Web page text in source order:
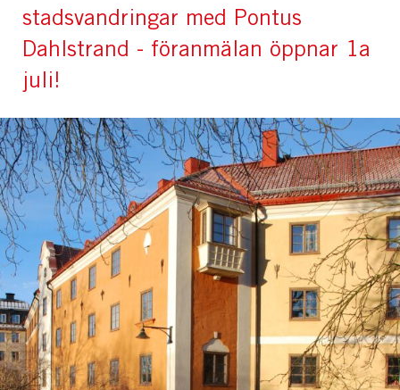
stadsvandringar med Pontus
Dahlstrand - föranmälan öppnar 1a
juli!